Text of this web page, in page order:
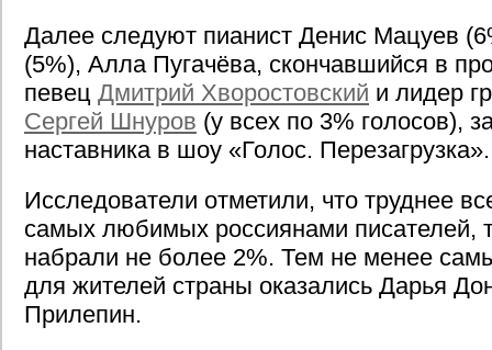
Далее следуют пианист Денис Мацуев
(5%), Алла Пугачёва, скончавшийся в
певец Дмитрий Хворостовский и лидер
Сергей Шнуров (у всех по 3% голосов),
наставника в шоу «Голос. Перезагрузка».
Исследователи отметили, что труднее
самых любимых россиянами писателей,
набрали не более 2%. Тем не менее
для жителей страны оказались Дарья
Прилепин.